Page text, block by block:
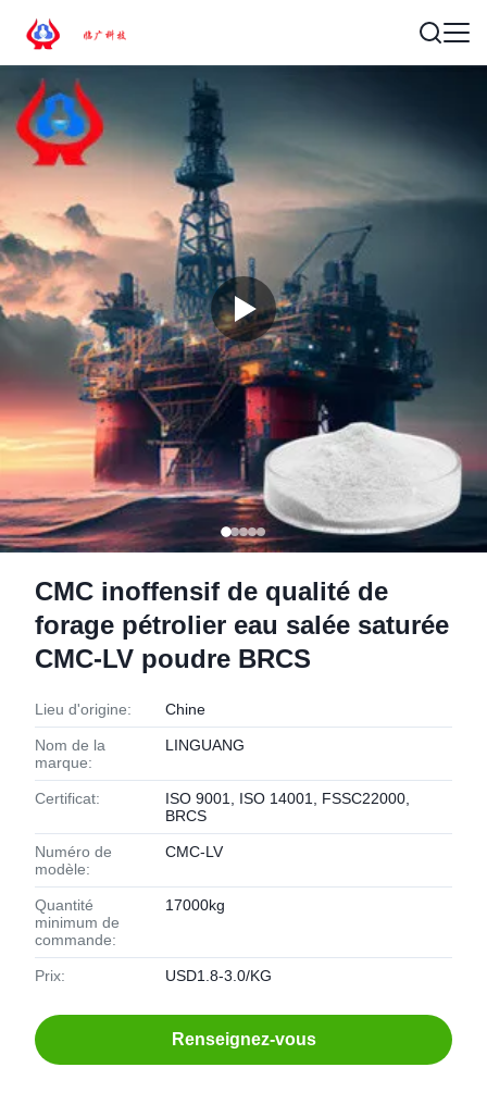
CMC inoffensif de qualité de
forage pétrolier eau salée saturée
CMC-LV poudre BRCS
Lieu d'origine: Chine
Nom de la
marque:
LINGUANG
Certificat:
ISO 9001, ISO 14001, FSSC22000,
BRCS
Numéro de
modèle:
CMC-LV
Quantité
minimum de
commande:
17000kg
Prix: USD1.8-3.0/KG
Renseignez-vous